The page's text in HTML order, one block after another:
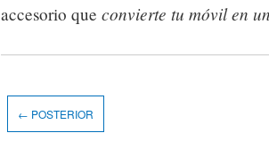
accesorio que convierte tu móvil en
← POSTERIOR